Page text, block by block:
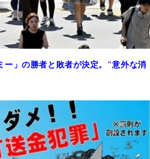
ー」の勝者と敗者が決定。"意外な消